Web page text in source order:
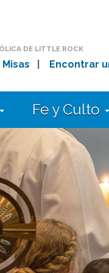
DE LITTLE ROCK
Encontrar
Fe y Culto